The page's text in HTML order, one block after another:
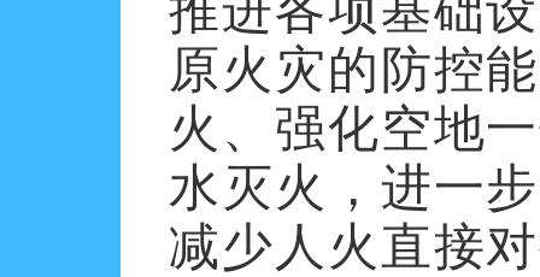
原火灾的防控
火、强化空地
水灭火，进一
减少人火直接